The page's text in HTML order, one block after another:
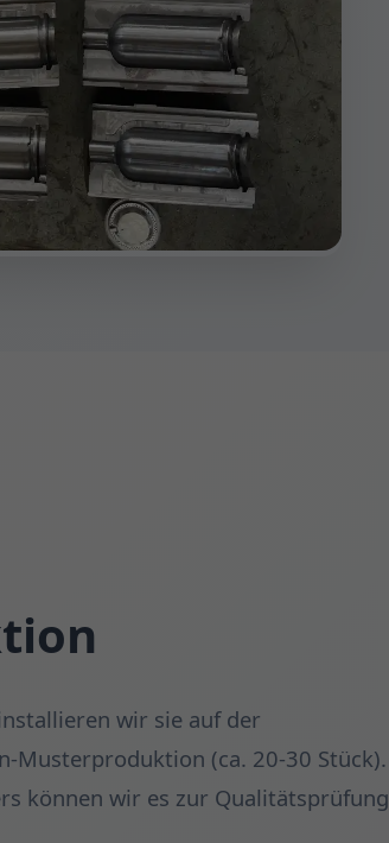
wir sie auf der
Musterproduktion (ca. 20-30 Stück).
können wir es zur Qualitätsprüfung